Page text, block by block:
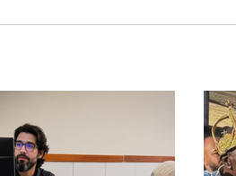
briga durante luau no